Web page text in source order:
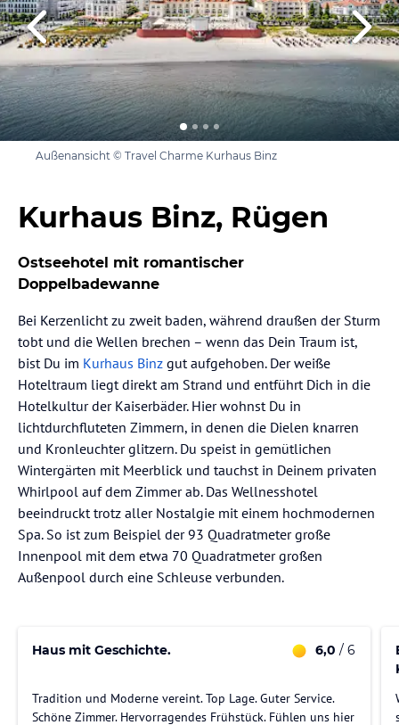
Außenansicht © Travel Charme Kurhaus Binz
Kurhaus Binz, Rügen
Ostseehotel mit romantischer
Doppelbadewanne
Bei Kerzenlicht zu zweit baden, während draußen der Sturm
tobt und die Wellen brechen – wenn das Dein Traum ist,
bist Du im Kurhaus Binz gut aufgehoben. Der weiße
Hoteltraum liegt direkt am Strand und entführt Dich in die
Hotelkultur der Kaiserbäder. Hier wohnst Du in
lichtdurchfluteten Zimmern, in denen die Dielen knarren
und Kronleuchter glitzern. Du speist in gemütlichen
Wintergärten mit Meerblick und tauchst in Deinem privaten
Whirlpool auf dem Zimmer ab. Das Wellnesshotel
beeindruckt trotz aller Nostalgie mit einem hochmodernen
Spa. So ist zum Beispiel der 93 Quadratmeter große
Innenpool mit dem etwa 70 Quadratmeter großen
Außenpool durch eine Schleuse verbunden.
Haus mit Geschichte. 6,0 / 6
Tradition und Moderne vereint. Top Lage. Guter Service.
Schöne Zimmer. Hervorragendes Frühstück. Fühlen uns hier